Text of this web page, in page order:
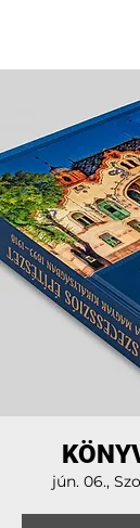
jún. 06., Szo